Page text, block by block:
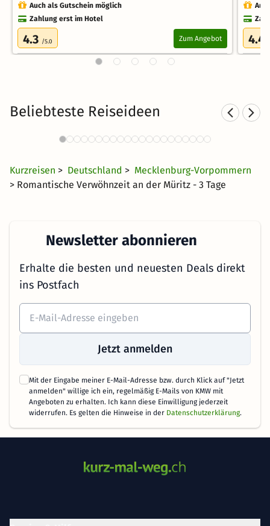
Auch als Gutschein möglich
Zahlung erst im Hotel
4.3 /5.0 Zum Angebot 4.4
Beliebteste Reiseideen
34 CHF
Wellnesshotels am See
659 Angebote
Kurzreisen > Deutschland > Mecklenburg-Vorpommern
> Romantische Verwöhnzeit an der Müritz - 3 Tage
Newsletter abonnieren
Erhalte die besten und neuesten Deals direkt
ins Postfach
Jetzt anmelden
Mit der Eingabe meiner E-Mail-Adresse bzw. durch Klick auf "Jetzt
anmelden" willige ich ein, regelmäßig E-Mails von KMW mit
Angeboten zu erhalten. Ich kann diese Einwilligung jederzeit
widerrufen. Es gelten die Hinweise in der Datenschutzerklärung.